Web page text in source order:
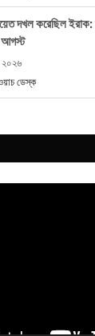
দখল করেছিল ইরাক:
আগস্ট
ডেস্ক